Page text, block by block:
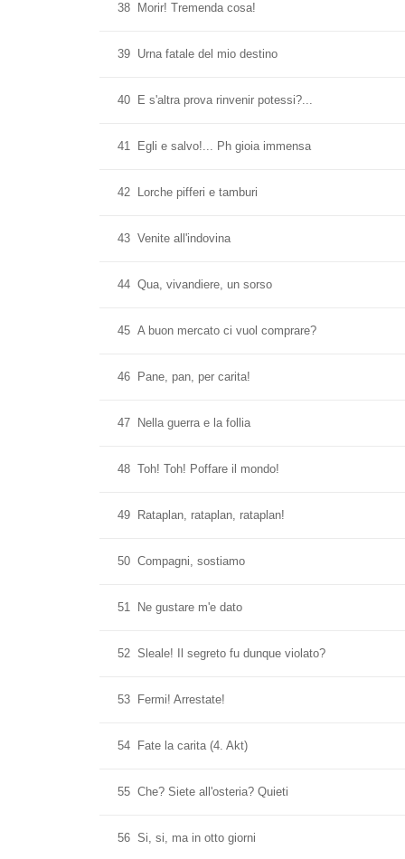
38 Morir! Tremenda cosa!
39 Urna fatale del mio destino
40 E s'altra prova rinvenir potessi?...
41 Egli e salvo!... Ph gioia immensa
42 Lorche pifferi e tamburi
43 Venite all'indovina
44 Qua, vivandiere, un sorso
45 A buon mercato ci vuol comprare?
46 Pane, pan, per carita!
47 Nella guerra e la follia
48 Toh! Toh! Poffare il mondo!
49 Rataplan, rataplan, rataplan!
50 Compagni, sostiamo
51 Ne gustare m'e dato
52 Sleale! Il segreto fu dunque violato?
53 Fermi! Arrestate!
54 Fate la carita (4. Akt)
55 Che? Siete all'osteria? Quieti
56 Si, si, ma in otto giorni